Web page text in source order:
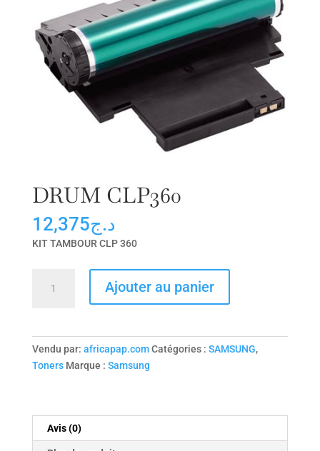
DRUM CLP360
د.ج12,375
KIT TAMBOUR CLP 360
Ajouter au panier
Vendu par: africapap.com Catégories : SAMSUNG,
Toners Marque : Samsung
Avis (0)